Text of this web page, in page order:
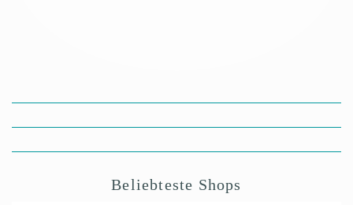
Beliebteste Shops